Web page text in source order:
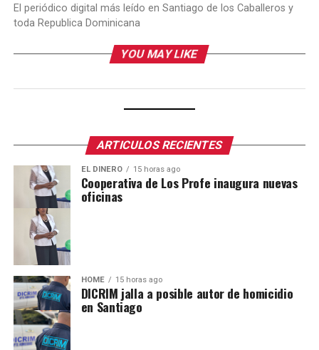
El periódico digital más leído en Santiago de los Caballeros y
toda Republica Dominicana
YOU MAY LIKE
ARTICULOS RECIENTES
EL DINERO 15 horas ago
Cooperativa de Los Profe inaugura nuevas
oficinas
HOME 15 horas ago
DICRIM jalla a posible autor de homicidio
en Santiago